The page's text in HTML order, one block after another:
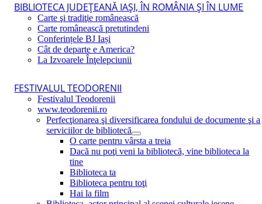
BIBLIOTECA JUDEŢEANĂ IAŞI, ÎN ROMÂNIA ŞI ÎN LUME
Carte şi tradiţie românească
Carte românească pretutindeni
Conferințele BJ Iași
Cât de departe e America?
La Izvoarele Înţelepciunii
FESTIVALUL TEODORENII
Festivalul Teodorenii
www.teodorenii.ro
Perfecţionarea şi diversificarea fondului de documente şi a
serviciilor de bibliotecă
O carte pentru vârsta a treia
Dacă nu poţi veni la bibliotecă, vine biblioteca la
tine
Biblioteca ta
Biblioteca pentru toţi
Hai la film